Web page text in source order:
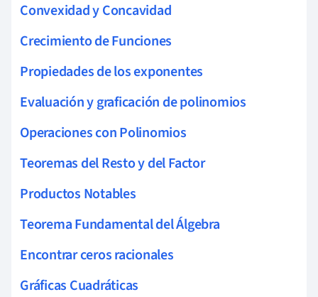
Convexidad y Concavidad
Crecimiento de Funciones
Propiedades de los exponentes
Evaluación y graficación de polinomios
Operaciones con Polinomios
Teoremas del Resto y del Factor
Productos Notables
Teorema Fundamental del Álgebra
Encontrar ceros racionales
Gráficas Cuadráticas